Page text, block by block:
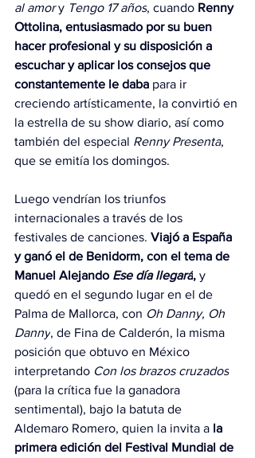
al amor y Tengo 17 años, cuando Renny
Ottolina, entusiasmado por su buen
hacer profesional y su disposición a
escuchar y aplicar los consejos que
constantemente le daba para ir
creciendo artísticamente, la convirtió en
la estrella de su show diario, así como
también del especial Renny Presenta,
que se emitía los domingos.
Luego vendrían los triunfos
internacionales a través de los
festivales de canciones. Viajó a España
y ganó el de Benidorm, con el tema de
Manuel Alejando Ese día llegará, y
quedó en el segundo lugar en el de
Palma de Mallorca, con Oh Danny, Oh
Danny, de Fina de Calderón, la misma
posición que obtuvo en México
interpretando Con los brazos cruzados
(para la crítica fue la ganadora
sentimental), bajo la batuta de
Aldemaro Romero, quien la invita a la
primera edición del Festival Mundial de